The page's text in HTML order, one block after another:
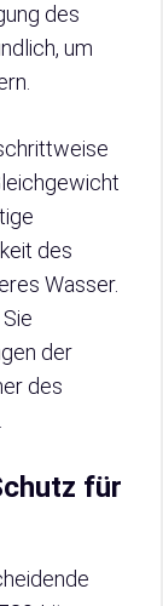
des
um
des
Wasser.
der
des
für